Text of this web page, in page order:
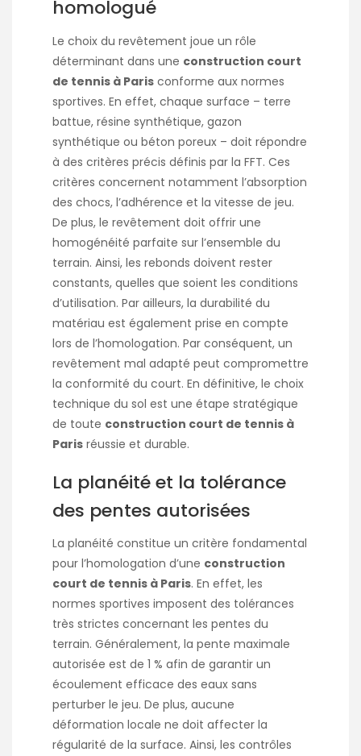
homologué
Le choix du revêtement joue un rôle
déterminant dans une construction court
de tennis à Paris conforme aux normes
sportives. En effet, chaque surface – terre
battue, résine synthétique, gazon
synthétique ou béton poreux – doit répondre
à des critères précis définis par la FFT. Ces
critères concernent notamment l’absorption
des chocs, l’adhérence et la vitesse de jeu.
De plus, le revêtement doit offrir une
homogénéité parfaite sur l’ensemble du
terrain. Ainsi, les rebonds doivent rester
constants, quelles que soient les conditions
d’utilisation. Par ailleurs, la durabilité du
matériau est également prise en compte
lors de l’homologation. Par conséquent, un
revêtement mal adapté peut compromettre
la conformité du court. En définitive, le choix
technique du sol est une étape stratégique
de toute construction court de tennis à
Paris réussie et durable.
La planéité et la tolérance
des pentes autorisées
La planéité constitue un critère fondamental
pour l’homologation d’une construction
court de tennis à Paris. En effet, les
normes sportives imposent des tolérances
très strictes concernant les pentes du
terrain. Généralement, la pente maximale
autorisée est de 1 % afin de garantir un
écoulement efficace des eaux sans
perturber le jeu. De plus, aucune
déformation locale ne doit affecter la
régularité de la surface. Ainsi, les contrôles